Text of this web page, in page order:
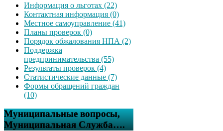
Информация о льготах (22)
Контактная информация (0)
Местное самоуправление (41)
Планы проверок (0)
Порядок обжалования НПА (2)
Поддержка
предпринимательства (55)
Результаты проверок (4)
Статистические данные (7)
Формы обращений граждан
(10)
Муниципальные вопросы,
Муниципальная Служба….